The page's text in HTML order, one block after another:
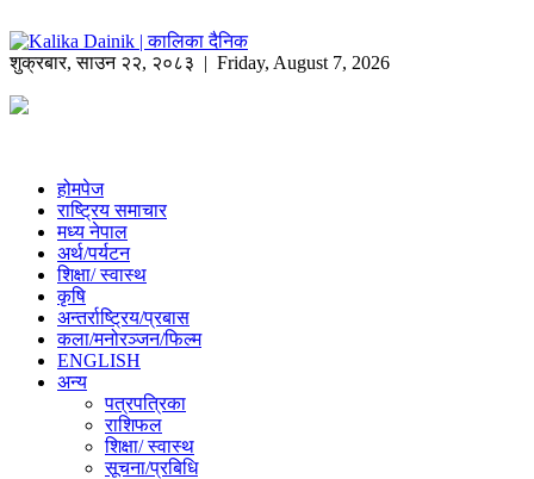
शुक्रबार,साउन २२, २०८३ | Friday, August 7, 2026
होमपेज
राष्ट्रिय समाचार
मध्य नेपाल
अर्थ/पर्यटन
शिक्षा/ स्वास्थ
कृषि
अन्तर्राष्ट्रिय/प्रबास
कला/मनोरञ्जन/फिल्म
ENGLISH
अन्य
पत्रपत्रिका
राशिफल
शिक्षा/ स्वास्थ
सूचना/प्रबिधि